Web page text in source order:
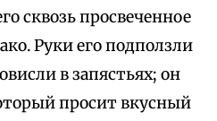
сквозь просвеченное
Руки его подползли
в запястьях; он
просит вкусный